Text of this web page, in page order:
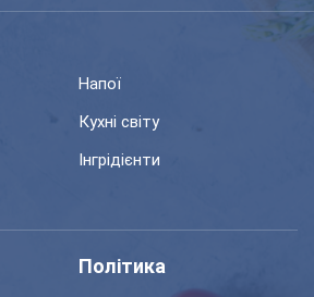
Напої
Кухні світу
Інгрідієнти
Політика